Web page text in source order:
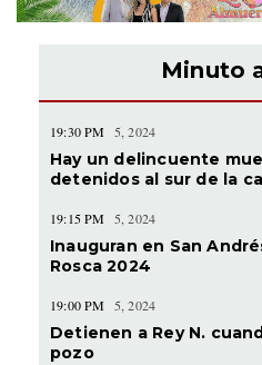
Minuto
19:30 PM 5, 2024
Hay un delincuente
detenidos al sur de la
19:15 PM 5, 2024
Inauguran en San
Rosca 2024
19:00 PM 5, 2024
Detienen a Rey N.
pozo